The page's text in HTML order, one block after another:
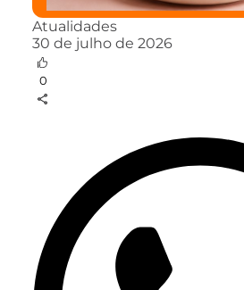
Atualidades
30 de julho de 2026
0